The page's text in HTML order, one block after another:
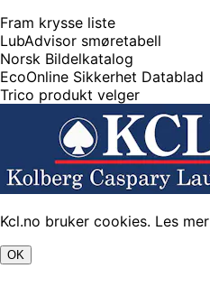
Fram krysse liste
LubAdvisor smøretabell
Norsk Bildelkatalog
EcoOnline Sikkerhet Datablad
Trico produkt velger
Kcl.no bruker cookies. Les mer
OK